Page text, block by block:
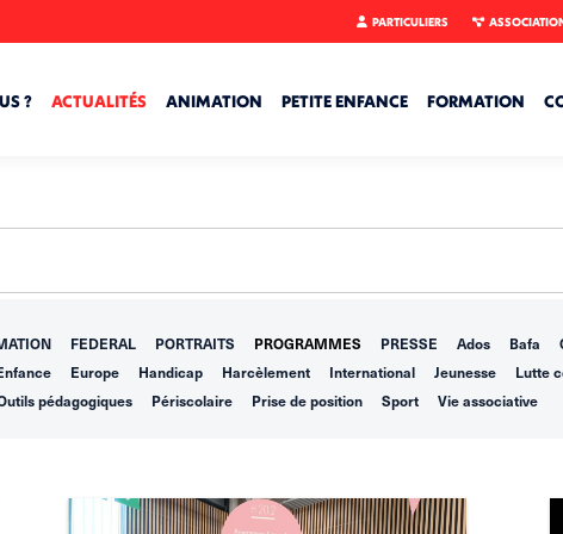
PARTICULIERS
? ACTUALITÉS ANIMATION PETITE ENFANCE FORMATION
FEDERAL PORTRAITS PROGRAMMES PRESSE Ados Bafa
Europe Handicap Harcèlement International Jeunesse Lutte
pédagogiques
Périscolaire Prise de position Sport Vie associative